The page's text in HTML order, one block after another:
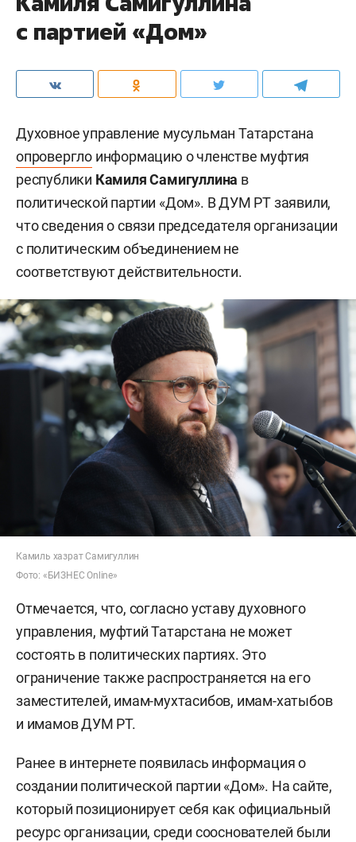
с партией «Дом»
Духовное управление мусульман Татарстана
опровергло информацию о членстве муфтия
республики Камиля Самигуллина в
политической партии «Дом». В ДУМ РТ заявили,
что сведения о связи председателя организации
с политическим объединением не
соответствуют действительности.
Камиль хазрат Самигуллин
Фото: «БИЗНЕС Online»
Отмечается, что, согласно уставу духовного
управления, муфтий Татарстана не может
состоять в политических партиях. Это
ограничение также распространяется на его
заместителей, имам-мухтасибов, имам-хатыбов
и имамов ДУМ РТ.
Ранее в интернете появилась информация о
создании политической партии «Дом». На сайте,
который позиционирует себя как официальный
ресурс организации, среди сооснователей были